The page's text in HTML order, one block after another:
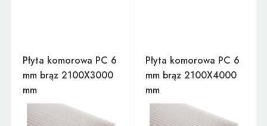
Płyta komorowa PC 6
mm brąz 2100X3000
mm
Płyta komorowa PC 6
mm brąz 2100X4000
mm